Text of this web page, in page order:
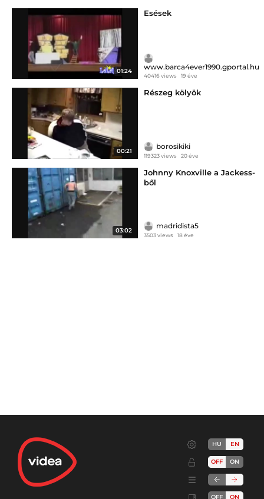
01:24
Esések
www.barca4ever1990.gportal.hu
40416 views 19 éve
00:21
Részeg kölyök
borosikiki
119323 views 20 éve
03:02
Johnny Knoxville a Jackess-
ből
madridista5
3503 views 18 éve
HU EN
OFF ON
OFF ON